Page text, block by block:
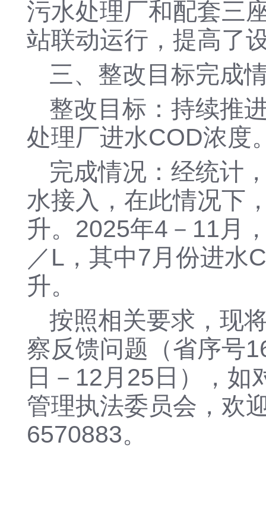
污水处理厂和配套三
站联动运行，提高了
三、整改目标完成
整改目标：持续推
处理厂进水COD浓度
完成情况：经统计
水接入，在此情况下
升。2025年4－11月
／L，其中7月份进水
升。
按照相关要求，现
察反馈问题（省序号
日－12月25日），如
管理执法委员会，欢
6570883。